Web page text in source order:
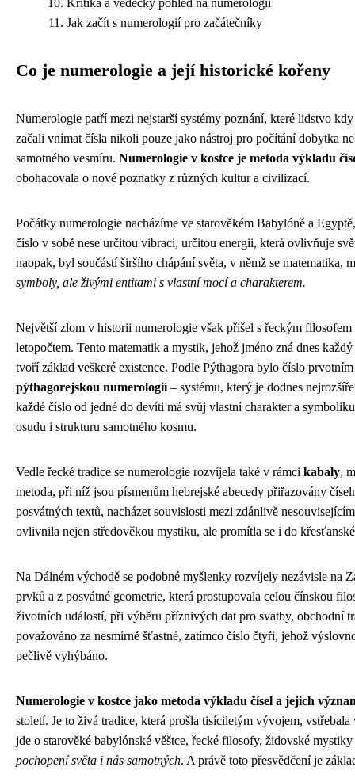
Kritika a vědecký pohled na numerologii
Jak začít s numerologií pro začátečníky
Co je numerologie a její historické kořeny
Numerologie patří mezi nejstarší systémy poznání, které lidstvo
začali vnímat čísla nikoli pouze jako nástroj pro počítání dobytka
samotného vesmíru. Numerologie v kostce je metoda výkladu
obohacovala o nové poznatky z různých kultur a civilizací.
Počátky numerologie nacházíme ve starověkém Babylóně a
číslo v sobě nese určitou vibraci, určitou energii, která ovlivňuje
naopak, byl součástí širšího chápání světa, v němž se
symboly, ale živými entitami s vlastní mocí a charakterem.
Největší zlom v historii numerologie však přišel s řeckým filosofem
letopočtem. Tento matematik a mystik, jehož jméno zná dnes
tvoří základ veškeré existence. Podle Pýthagora bylo číslo
pýthagorejskou numerologií– systému, který je dodnes
každé číslo od jedné do devíti má svůj vlastní charakter a
osudu i strukturu samotného kosmu.
Vedle řecké tradice se numerologie rozvíjela také v rámci kabaly,
metoda, při níž jsou písmenům hebrejské abecedy přiřazovány
posvátných textů, nacházet souvislosti mezi zdánlivě
ovlivnila nejen středověkou mystiku, ale promítla se i do
Na Dálném východě se podobné myšlenky rozvíjely nezávisle na
prvků a z posvátné geometrie, která prostupovala celou čínskou
životních událostí, při výběru příznivých dat pro svatby, obchodní
považováno za nesmírně šťastné, zatímco číslo čtyři, jehož
pečlivě vyhýbáno.
Numerologie v kostce jako metoda výkladu čísel a jejich
století. Je to živá tradice, která prošla tisíciletým vývojem,
jde o starověké babylónské věštce, řecké filosofy, židovské
pochopení světa i nás samotných. A právě toto přesvědčení je